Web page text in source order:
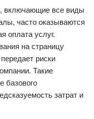
включающие все виды
часто оказываются
оплата услуг.
на страницу
риски
Такие
базового
затрат и